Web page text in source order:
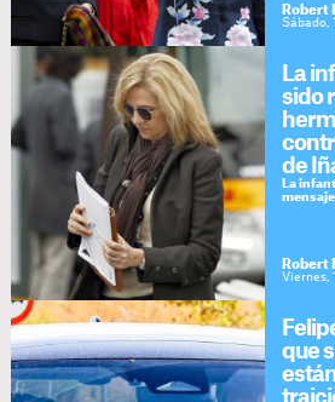
Robert
Sábado,
La
sido
de
La
Robert
Viernes,
que